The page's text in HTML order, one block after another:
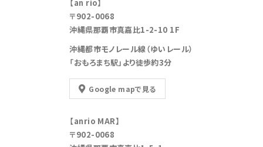
【an rio】
〒902-0068
沖縄県那覇市真嘉比1-2-10 1F
沖縄都市モノレール線（ゆいレール）
「おもろまち駅」より徒歩約3分
Google mapで見る
【anrio MAR】
〒902-0068